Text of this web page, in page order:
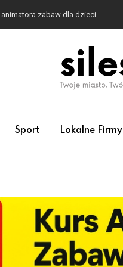
zabaw dla dzieci
Sport Lokalne Firmy